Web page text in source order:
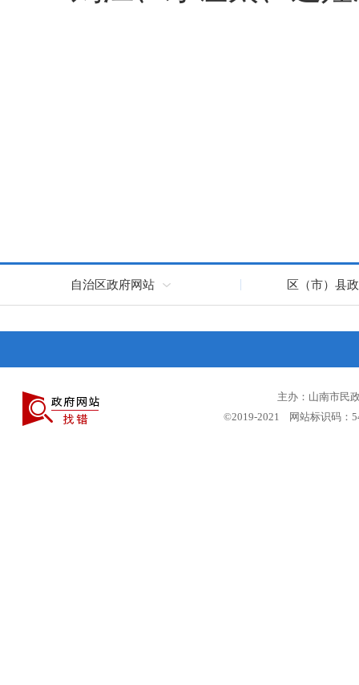
自治区政府网站 区（市）县
主办：山南市民
©2019-2021 网站标识码：